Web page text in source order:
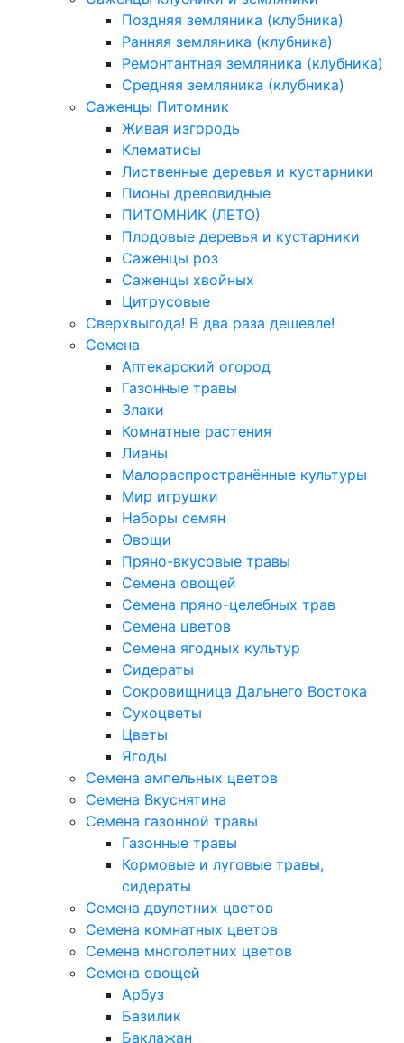
Поздняя земляника (клубника)
Ранняя земляника (клубника)
Ремонтантная земляника (клубника)
Средняя земляника (клубника)
Саженцы Питомник
Живая изгородь
Клематисы
Лиственные деревья и кустарники
Пионы древовидные
ПИТОМНИК (ЛЕТО)
Плодовые деревья и кустарники
Саженцы роз
Саженцы хвойных
Цитрусовые
Сверхвыгода! В два раза дешевле!
Семена
Аптекарский огород
Газонные травы
Злаки
Комнатные растения
Лианы
Малораспространённые культуры
Мир игрушки
Наборы семян
Овощи
Пряно-вкусовые травы
Семена овощей
Семена пряно-целебных трав
Семена цветов
Семена ягодных культур
Сидераты
Сокровищница Дальнего Востока
Сухоцветы
Цветы
Ягоды
Семена ампельных цветов
Семена Вкуснятина
Семена газонной травы
Газонные травы
Кормовые и луговые травы,
сидераты
Семена двулетних цветов
Семена комнатных цветов
Семена многолетних цветов
Семена овощей
Арбуз
Базилик
Баклажан